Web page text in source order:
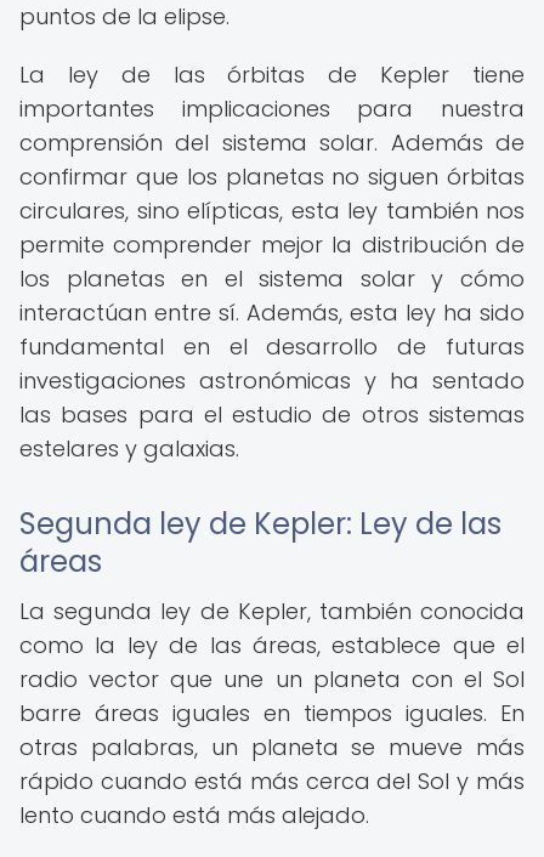
puntos de la elipse.
La ley de las órbitas de Kepler tiene
importantes implicaciones para nuestra
comprensión del sistema solar. Además de
confirmar que los planetas no siguen órbitas
circulares, sino elípticas, esta ley también nos
permite comprender mejor la distribución de
los planetas en el sistema solar y cómo
interactúan entre sí. Además, esta ley ha sido
fundamental en el desarrollo de futuras
investigaciones astronómicas y ha sentado
las bases para el estudio de otros sistemas
estelares y galaxias.
Segunda ley de Kepler: Ley de las
áreas
La segunda ley de Kepler, también conocida
como la ley de las áreas, establece que el
radio vector que une un planeta con el Sol
barre áreas iguales en tiempos iguales. En
otras palabras, un planeta se mueve más
rápido cuando está más cerca del Sol y más
lento cuando está más alejado.